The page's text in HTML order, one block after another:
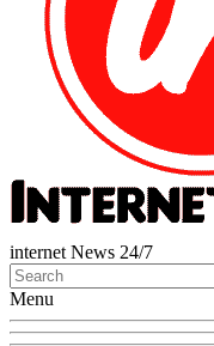
internet News 24/7
Menu